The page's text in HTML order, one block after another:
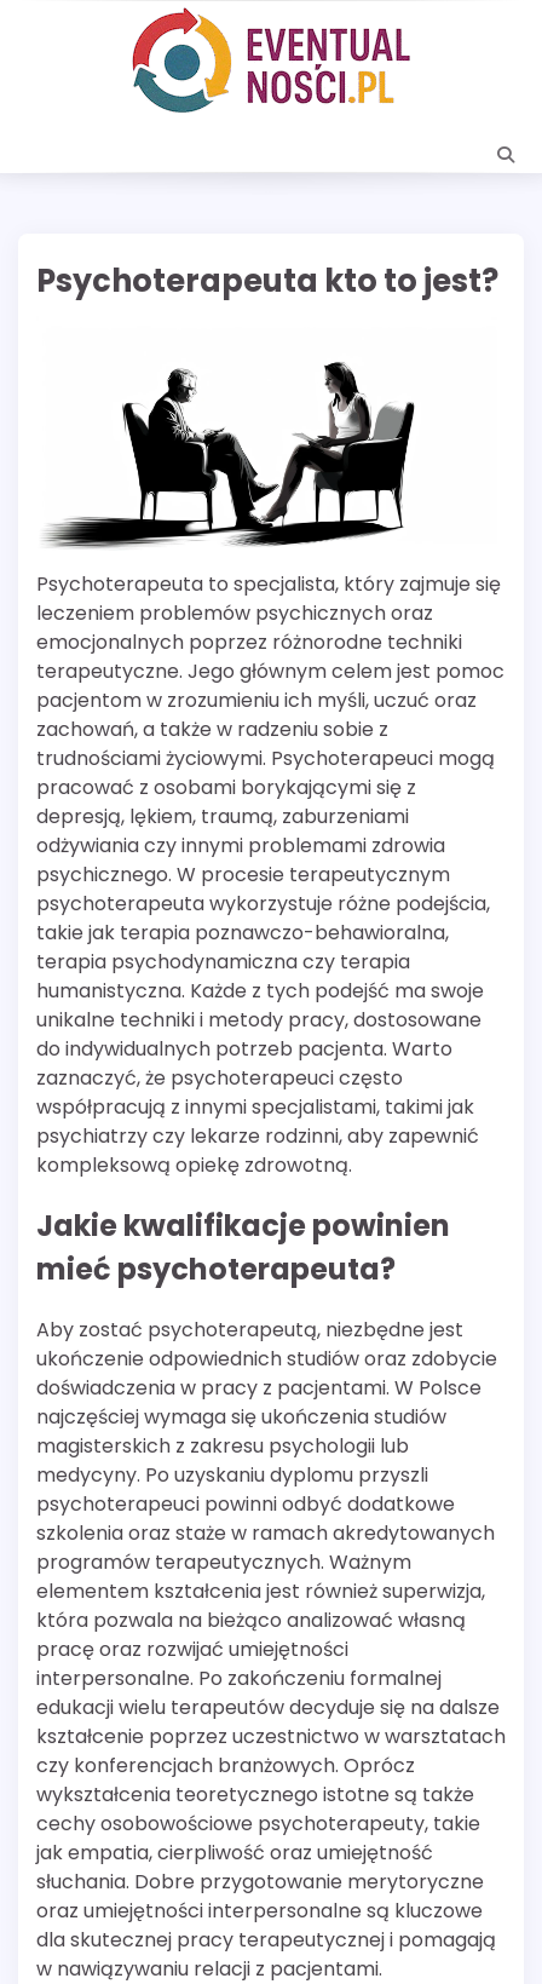
Psychoterapeuta kto to jest?
Psychoterapeuta to specjalista, który zajmuje się
leczeniem problemów psychicznych oraz
emocjonalnych poprzez różnorodne techniki
terapeutyczne. Jego głównym celem jest pomoc
pacjentom w zrozumieniu ich myśli, uczuć oraz
zachowań, a także w radzeniu sobie z
trudnościami życiowymi. Psychoterapeuci mogą
pracować z osobami borykającymi się z
depresją, lękiem, traumą, zaburzeniami
odżywiania czy innymi problemami zdrowia
psychicznego. W procesie terapeutycznym
psychoterapeuta wykorzystuje różne podejścia,
takie jak terapia poznawczo-behawioralna,
terapia psychodynamiczna czy terapia
humanistyczna. Każde z tych podejść ma swoje
unikalne techniki i metody pracy, dostosowane
do indywidualnych potrzeb pacjenta. Warto
zaznaczyć, że psychoterapeuci często
współpracują z innymi specjalistami, takimi jak
psychiatrzy czy lekarze rodzinni, aby zapewnić
kompleksową opiekę zdrowotną.
Jakie kwalifikacje powinien
mieć psychoterapeuta?
Aby zostać psychoterapeutą, niezbędne jest
ukończenie odpowiednich studiów oraz zdobycie
doświadczenia w pracy z pacjentami. W Polsce
najczęściej wymaga się ukończenia studiów
magisterskich z zakresu psychologii lub
medycyny. Po uzyskaniu dyplomu przyszli
psychoterapeuci powinni odbyć dodatkowe
szkolenia oraz staże w ramach akredytowanych
programów terapeutycznych. Ważnym
elementem kształcenia jest również superwizja,
która pozwala na bieżąco analizować własną
pracę oraz rozwijać umiejętności
interpersonalne. Po zakończeniu formalnej
edukacji wielu terapeutów decyduje się na dalsze
kształcenie poprzez uczestnictwo w warsztatach
czy konferencjach branżowych. Oprócz
wykształcenia teoretycznego istotne są także
cechy osobowościowe psychoterapeuty, takie
jak empatia, cierpliwość oraz umiejętność
słuchania. Dobre przygotowanie merytoryczne
oraz umiejętności interpersonalne są kluczowe
dla skutecznej pracy terapeutycznej i pomagają
w nawiązywaniu relacji z pacjentami.